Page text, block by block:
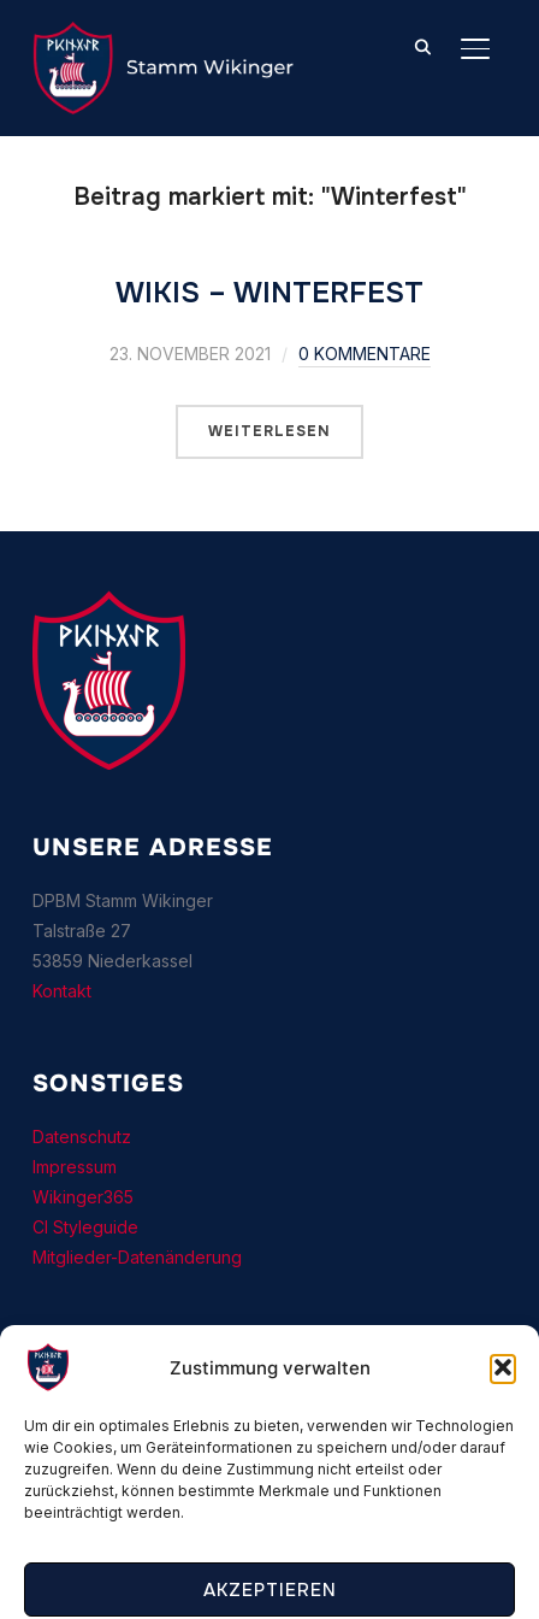
Zustimmung verwalten
Um dir ein optimales Erlebnis zu bieten, verwenden wir Technologien
wie Cookies, um Geräteinformationen zu speichern und/oder darauf
zuzugreifen. Wenn du deine Zustimmung nicht erteilst oder
zurückziehst, können bestimmte Merkmale und Funktionen
beeinträchtigt werden.
AKZEPTIEREN
Beitrag markiert mit: "Winterfest"
WIKIS – WINTERFEST
23. NOVEMBER 2021 0 KOMMENTARE
WEITERLESEN
UNSERE ADRESSE
DPBM Stamm Wikinger
Talstraße 27
53859 Niederkassel
Kontakt
SONSTIGES
Datenschutz
Impressum
Wikinger365
CI Styleguide
Mitglieder-Datenänderung